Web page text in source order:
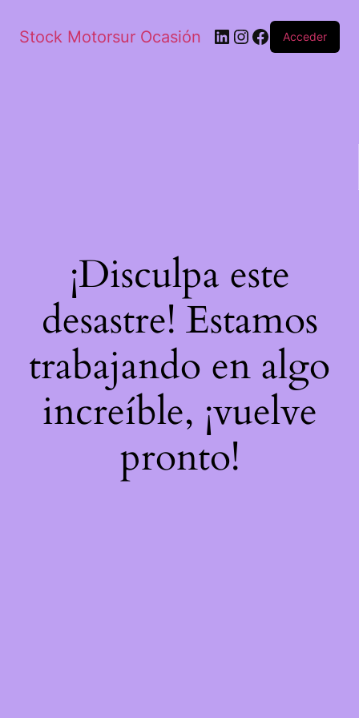
Stock Motorsur Ocasión Acceder
¡Disculpa este
desastre! Estamos
trabajando en algo
increíble, ¡vuelve
pronto!